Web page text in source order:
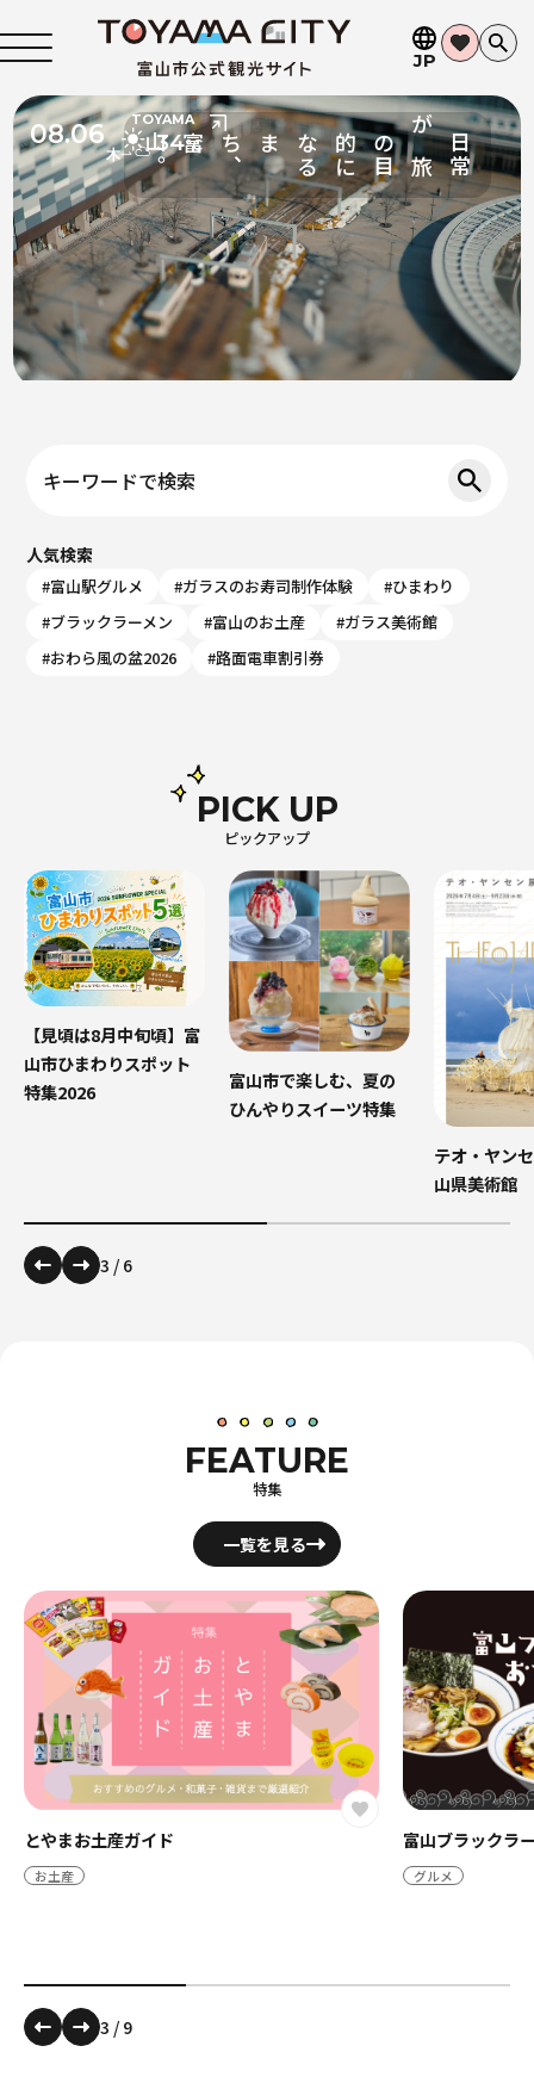
JP
立
山
連
峰
を
望
み
、
路
面
電
車
が
走
る
い
つ
も
の
風
景
も
、
08.06 TOYAMA
34°C
キーワードで検索
人気検索
#富山駅グルメ #ガラスのお寿司制作体験
#ひまわり
#ブラックラーメン
#富山のお土産
#ガラス美術館
#おわら風の盆2026
#路面電車割引券
ピックアップ
PICK UP
【見頃は8月中旬頃】富
山市ひまわりスポット
特集2026
富山市で楽しむ、夏の
ひんやりスイーツ特集
テオ・ヤン
山県美術館
3 / 6
特集
FEATURE
一覧を見る
とやまお土産ガイド
お土産
富山ブラックラ
グルメ
3 / 9